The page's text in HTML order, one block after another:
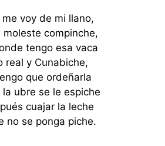
me voy de mi llano,
moleste compinche,
tengo esa vaca
real y Cunabiche,
que ordeñarla
la ubre se le espiche
cuajar la leche
no se ponga piche.